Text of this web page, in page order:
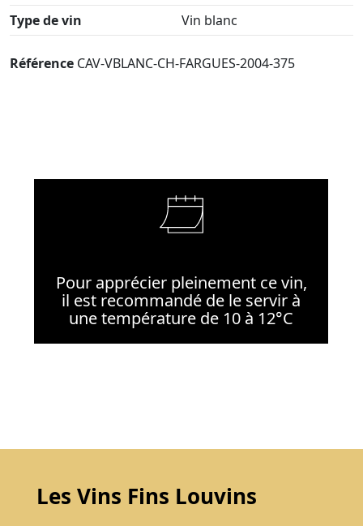
Type de vin
Vin blanc
Référence CAV-VBLANC-CH-FARGUES-2004-375
Pour apprécier pleinement ce vin,
il est recommandé de le servir à
une température de 10 à 12°C
Les Vins Fins Louvins